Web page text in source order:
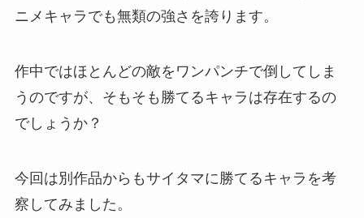
ニメキャラでも無類の強さを誇ります。
作中ではほとんどの敵をワンパンチで倒してしま
うのですが、そもそも勝てるキャラは存在するの
でしょうか？
今回は別作品からもサイタマに勝てるキャラを考
察してみました。